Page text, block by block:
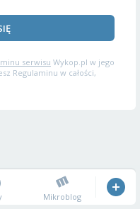
serwisu Wykop.pl w jego
Regulaminu w całości,
Mikroblog